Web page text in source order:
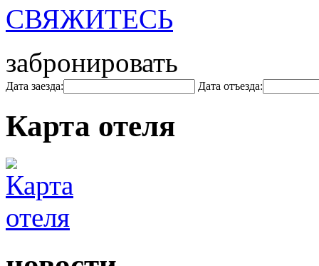
СВЯЖИТЕСЬ
забронировать
Дата заезда: Дата отъезда:
Карта отеля